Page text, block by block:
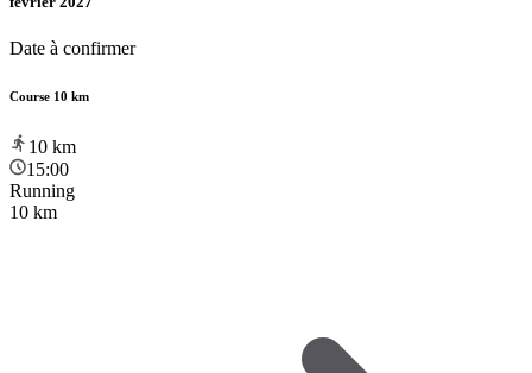
Date à confirmer
Course 10 km
10 km
15:00
Running
10 km